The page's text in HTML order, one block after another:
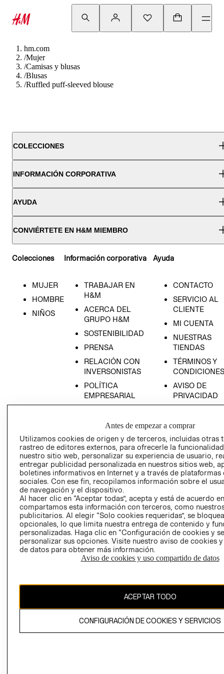
hm.com
/Mujer
/Camisas y blusas
/Blusas
/Ruffled puff-sleeved blouse
COLECCIONES
INFORMACIÓN CORPORATIVA
AYUDA
CONVIÉRTETE EN H&M MIEMBRO
Colecciones
MUJER
HOMBRE
NIÑOS
Información corporativa
TRABAJAR EN
H&M
ACERCA DEL
GRUPO H&M
SOSTENIBILIDAD
PRENSA
RELACIÓN CON
INVERSONISTAS
POLÍTICA
EMPRESARIAL
Ayuda
CONTACTO
SERVICIO AL
CLIENTE
MI CUENTA
NUESTRAS
TIENDAS
TÉRMINOS Y
CONDICIONES
AVISO DE
PRIVACIDAD
AVISO DE
LIBRO DE
Ecuador ($)
CAMBIAR REGIÓN
propiedad de H&M Hennes & Mauritz AB.
Antes de empezar a comprar
Utilizamos cookies de origen y de terceros, incluidas otras
rastreo de editores externos, para ofrecerle la
nuestro sitio web, personalizar su experiencia de usuario,
entregar publicidad personalizada en nuestros sitios web,
boletines informativos en Internet y a través de plataformas
sociales. Con ese fin, recopilamos información sobre el
de navegación y el dispositivo.
Al hacer clic en “Aceptar todas”, acepta y está de acuerdo
compartamos esta información con terceros, como
publicitarios. Al elegir “Solo cookies requeridas”, se
opcionales, lo que limita nuestra entrega de contenido y
personalizadas. Haga clic en “Configuración de cookies y
personalizar sus opciones. Visite nuestro aviso de cookies
de datos para obtener más información.
Aviso de cookies y uso compartido de datos
ACEPTAR TODO
CONFIGURACIÓN DE COOKIES Y SERVICIOS